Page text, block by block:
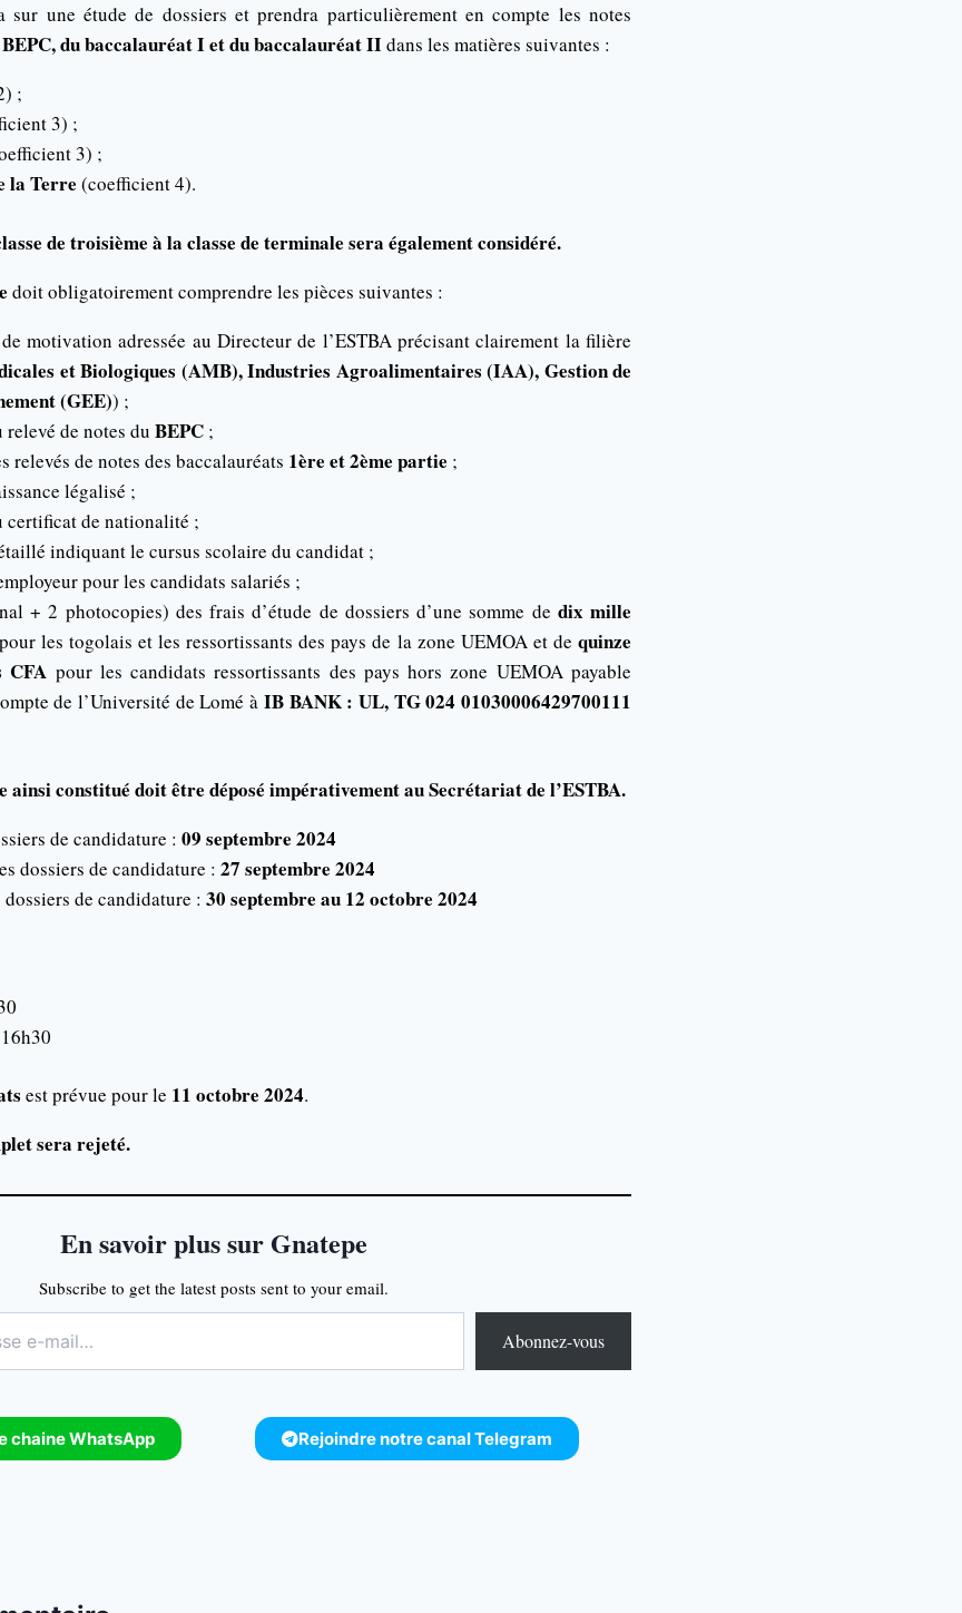
sur une étude de dossiers et prendra particulièrement en compte les notes
BEPC, du baccalauréat I et du baccalauréat IIdans les matières suivantes :
;
3) ;
3) ;
la Terre (coefficient 4).
de troisième à la classe de terminale sera également considéré.
doit obligatoirement comprendre les pièces suivantes :
motivation adressée au Directeur de l’ESTBA précisant clairement la filière
et Biologiques (AMB), Industries Agroalimentaires (IAA), Gestion de
(GEE)) ;
de notes du BEPC;
relevés de notes des baccalauréats 1ère et 2ème partie ;
légalisé ;
certificat de nationalité ;
indiquant le cursus scolaire du candidat ;
pour les candidats salariés ;
+ 2 photocopies) des frais d’étude de dossiers d’une somme de dix mille
les togolais et les ressortissants des pays de la zone UEMOA et dequinze
CFA pour les candidats ressortissants des pays hors zone UEMOA payable
de l’Université de Lomé à IB BANK : UL, TG 024 01030006429700111
ainsi constitué doit être déposé impérativement au Secrétariat de l’ESTBA.
de candidature : 09 septembre 2024
dossiers de candidature : 27 septembre 2024
de candidature : 30 septembre au 12 octobre 2024
est prévue pour le 11 octobre 2024.
sera rejeté.
En savoir plus sur Gnatepe
Subscribe to get the latest posts sent to your email.
Abonnez-vous
chaine WhatsApp Rejoindre notre canal Telegram